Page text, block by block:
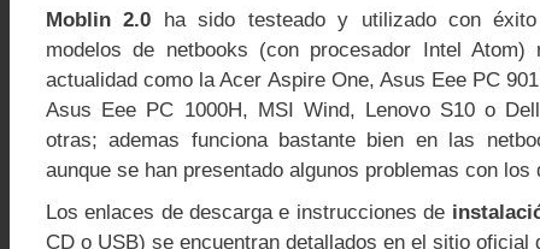
Moblin 2.0 ha sido testeado y utilizado con
modelos de netbooks (con procesador Intel
actualidad como la Acer Aspire One, Asus Eee PC
Asus Eee PC 1000H, MSI Wind, Lenovo S10 o
otras; ademas funciona bastante bien en las
aunque se han presentado algunos problemas con
Los enlaces de descarga e instrucciones de
CD o USB) se encuentran detallados en el sitio oficial